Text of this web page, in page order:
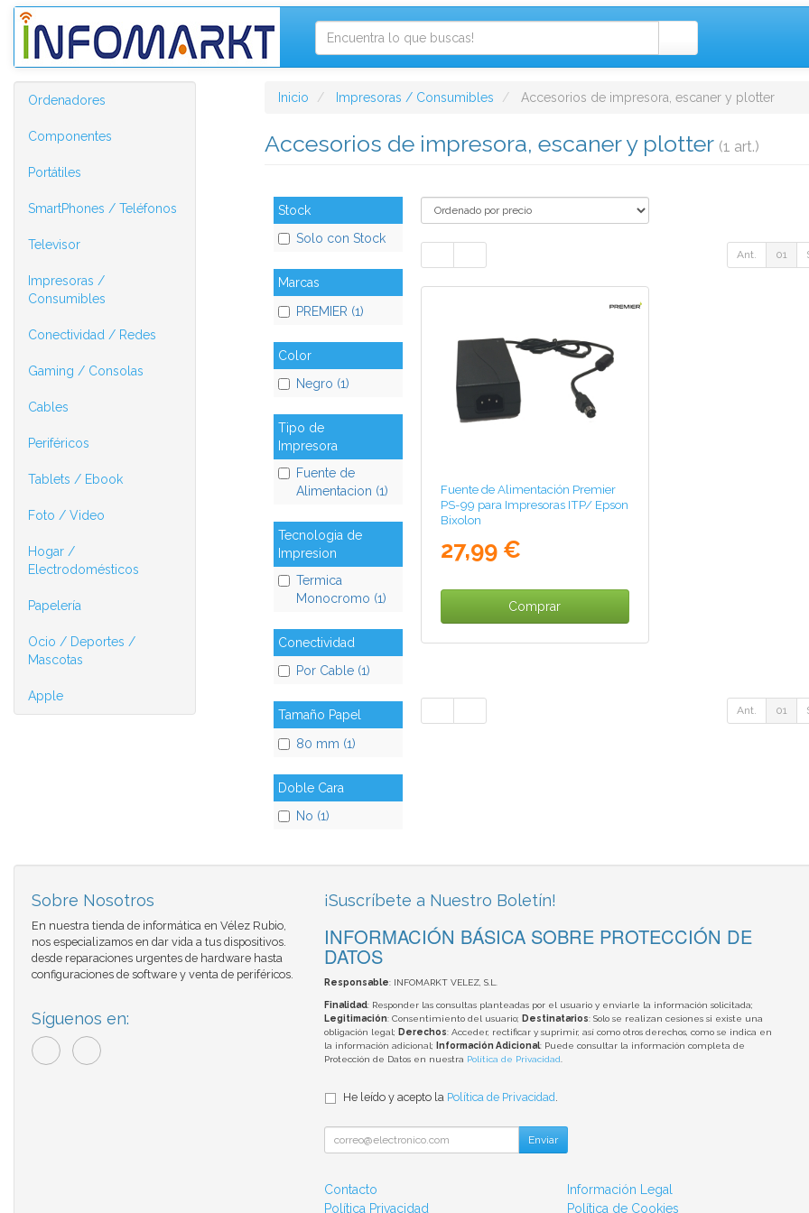
Ordenadores
Componentes
Portátiles
SmartPhones / Teléfonos
Televisor
Impresoras /
Consumibles
Conectividad / Redes
Gaming / Consolas
Cables
Periféricos
Tablets / Ebook
Foto / Video
Hogar /
Electrodomésticos
Papelería
Ocio / Deportes /
Mascotas
Apple
Inicio Impresoras / Consumibles Accesorios de impresora, escaner y plotter
Accesorios de impresora, escaner y plotter (1 art.)
Stock
Solo con Stock
Marcas
PREMIER (1)
Color
Negro (1)
Tipo de
Impresora
Fuente de
Alimentacion (1)
Tecnologia de
Impresion
Termica
Monocromo (1)
Conectividad
Por Cable (1)
Tamaño Papel
80 mm (1)
Doble Cara
No (1)
Ant. 01
Fuente de Alimentación Premier
PS-99 para Impresoras ITP/ Epson
Bixolon
27,99 €
Comprar
Ant. 01
Sobre Nosotros
En nuestra tienda de informática en Vélez Rubio,
nos especializamos en dar vida a tus dispositivos.
desde reparaciones urgentes de hardware hasta
configuraciones de software y venta de periféricos.
Síguenos en:
¡Suscríbete a Nuestro Boletín!
INFORMACIÓN BÁSICA SOBRE PROTECCIÓN DE
DATOS
Responsable: INFOMARKT VELEZ, S.L.
Finalidad: Responder las consultas planteadas por el usuario y enviarle la información solicitada;
Legitimación: Consentimiento del usuario; Destinatarios: Solo se realizan cesiones si existe una
obligación legal; Derechos: Acceder, rectificar y suprimir, así como otros derechos, como se indica en
la información adicional;
Información Adicional: Puede consultar la información completa de
Protección de Datos en nuestra Política de Privacidad
He leído y acepto la Política de Privacidad.
Enviar
Contacto
Información Legal
Política Privacidad
Política de Cookies